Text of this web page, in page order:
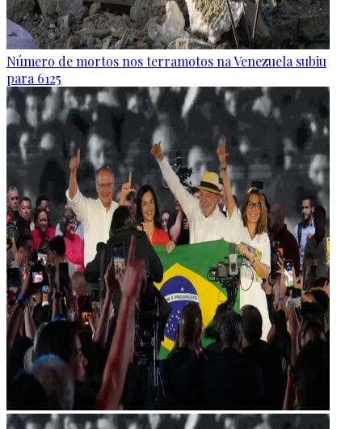
Número de mortos nos terramotos na Venezuela subiu
para 6125